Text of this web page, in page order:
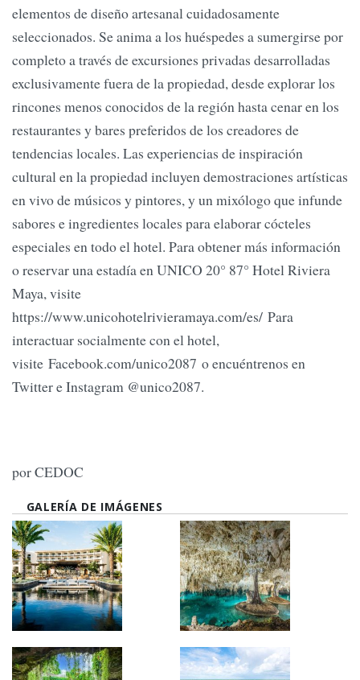
elementos de diseño artesanal cuidadosamente
seleccionados. Se anima a los huéspedes a sumergirse por
completo a través de excursiones privadas desarrolladas
exclusivamente fuera de la propiedad, desde explorar los
rincones menos conocidos de la región hasta cenar en los
restaurantes y bares preferidos de los creadores de
tendencias locales. Las experiencias de inspiración
cultural en la propiedad incluyen demostraciones artísticas
en vivo de músicos y pintores, y un mixólogo que infunde
sabores e ingredientes locales para elaborar cócteles
especiales en todo el hotel. Para obtener más información
o reservar una estadía en UNICO 20° 87° Hotel Riviera
Maya, visite
https://www.unicohotelrivieramaya.com/es/ Para
interactuar socialmente con el hotel,
visite Facebook.com/unico2087 o encuéntrenos en
Twitter e Instagram @unico2087.
por CEDOC
GALERÍA DE IMÁGENES